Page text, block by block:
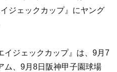
ジェックカップ』にヤング
ジェックカップ』は、9月7
ム、9月8日阪神甲子園球場